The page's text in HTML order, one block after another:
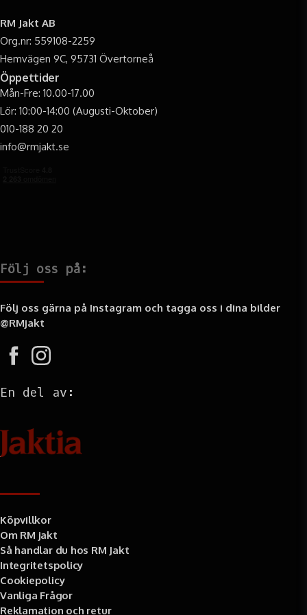
RM Jakt AB
Org.nr: 559108-2259
Hemvägen 9C, 95731 Övertorneå
Öppettider
Mån-Fre: 10.00-17.00
Lör: 10:00-14:00 (Augusti-Oktober)
010-188 20 20
info@rmjakt.se
Följ oss på:
Följ oss gärna på Instagram och tagga oss i dina bilder
@RMjakt
En del av:
Köpvillkor
Om RM jakt
Så handlar du hos RM Jakt
Integritetspolicy
Cookiepolicy
Vanliga Frågor
Reklamation och retur